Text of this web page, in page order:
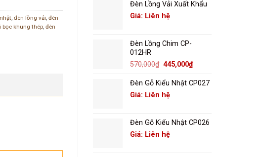
Đèn Lồng Vải Xuất Khẩu
Giá: Liên hệ
Đèn Lồng Chim CP-
012HR
570,000₫ Giá
là:
570,000₫.
445,000₫Giá
tại
Đèn Gỗ Kiểu Nhật CP027
Giá: Liên hệ
Đèn Gỗ Kiểu Nhật CP026
Giá: Liên hệ
,đèn lồng vải ,đèn
bọc khung thép ,đèn